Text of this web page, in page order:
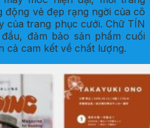
động vẻ đẹp rạng ngời của cô
của trang phục cưới. Chữ TÍN
đảm bảo sản phẩm cuối
cả cam kết về chất lượng.